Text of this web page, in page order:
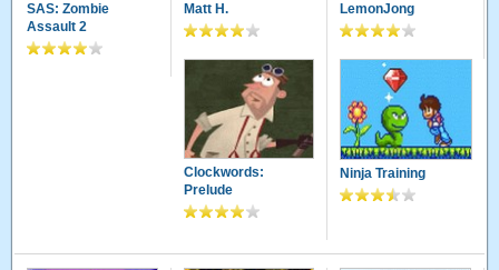
SAS: Zombie
Assault 2
Matt H. LemonJong
Clockwords:
Prelude
Ninja Training